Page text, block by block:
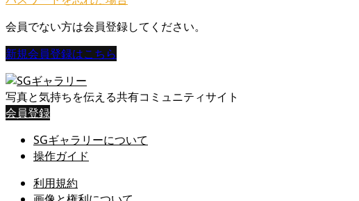
会員でない方は会員登録してください。
新規会員登録はこちら
写真と気持ちを伝える共有コミュニティサイト
会員登録
SGギャラリーについて
操作ガイド
利用規約